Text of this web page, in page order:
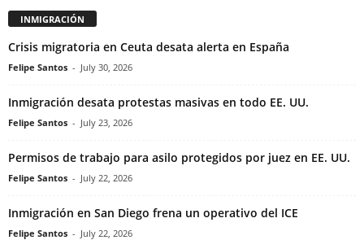
INMIGRACIÓN
Crisis migratoria en Ceuta desata alerta en España
Felipe Santos - July 30, 2026
Inmigración desata protestas masivas en todo EE. UU.
Felipe Santos - July 23, 2026
Permisos de trabajo para asilo protegidos por juez en EE. UU.
Felipe Santos - July 22, 2026
Inmigración en San Diego frena un operativo del ICE
Felipe Santos - July 22, 2026